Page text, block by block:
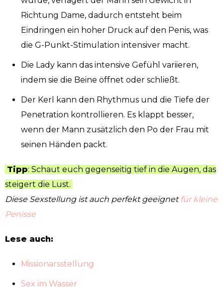
Richtung Dame, dadurch entsteht beim
Eindringen ein hoher Druck auf den Penis, was
die G-Punkt-Stimulation intensiver macht.
Die Lady kann das intensive Gefühl variieren,
indem sie die Beine öffnet oder schließt.
Der Kerl kann den Rhythmus und die Tiefe der
Penetration kontrollieren. Es klappt besser,
wenn der Mann zusätzlich den Po der Frau mit
seinen Händen packt.
Tipp: Schaut euch gegenseitig tief in die Augen, das
steigert die Lust.
Diese Sexstellung ist auch perfekt geeignet für kleine
Penisse
Lese auch:
Missionarsstellung
Sex im Wasser